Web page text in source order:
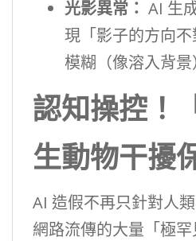
光影異常： AI 生
現「影子的方向
模糊（像溶入背景
認知操控！
生動物干擾
AI 造假不再只針對人
網路流傳的大量「極